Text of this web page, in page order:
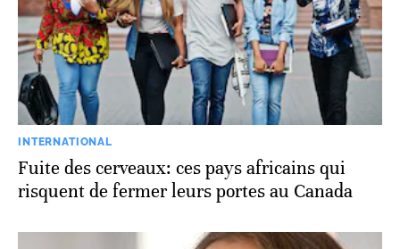
INTERNATIONAL
Fuite des cerveaux: ces pays africains qui
risquent de fermer leurs portes au Canada